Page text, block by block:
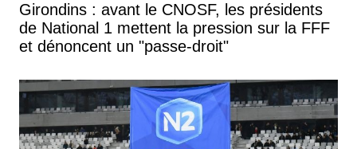
Girondins : avant le CNOSF, les présidents
de National 1 mettent la pression sur la FFF
et dénoncent un "passe-droit"